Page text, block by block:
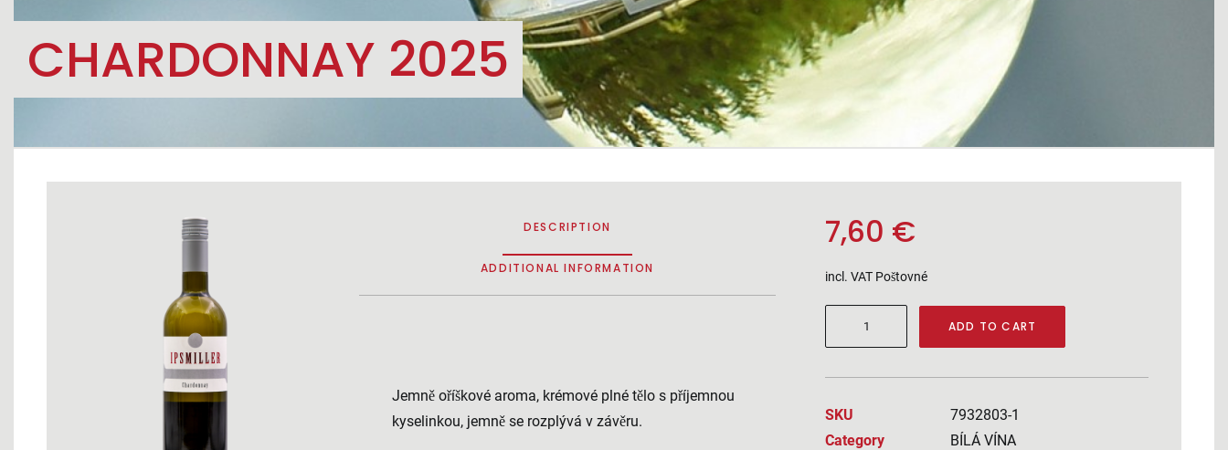
CHARDONNAY 2025
DESCRIPTION
ADDITIONAL INFORMATION
Jemně oříškové aroma, krémové plné tělo s příjemnou
kyselinkou, jemně se rozplývá v závěru.
7,60 €
incl. VAT Poštovné
2025
ADD TO CART
SKU
7932803-1
Category
BÍLÁ VÍNA